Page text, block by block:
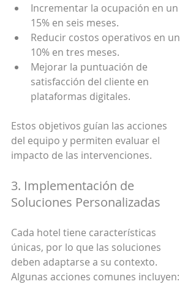
Incrementar la ocupación en un
15% en seis meses.
Reducir costos operativos en un
10% en tres meses.
Mejorar la puntuación de
satisfacción del cliente en
plataformas digitales.
Estos objetivos guían las acciones
del equipo y permiten evaluar el
impacto de las intervenciones.
3. Implementación de
Soluciones Personalizadas
Cada hotel tiene características
únicas, por lo que las soluciones
deben adaptarse a su contexto.
Algunas acciones comunes incluyen: